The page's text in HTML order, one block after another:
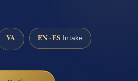
VA EN · ES Intake